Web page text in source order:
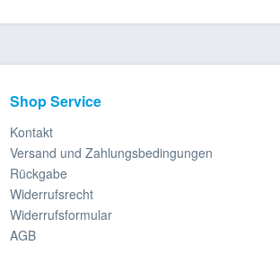
Shop Service
Kontakt
Versand und Zahlungsbedingungen
Rückgabe
Widerrufsrecht
Widerrufsformular
AGB